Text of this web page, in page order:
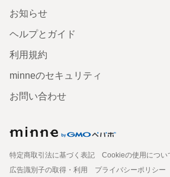
お知らせ
ヘルプとガイド
利用規約
minneのセキュリティ
お問い合わせ
特定商取引法に基づく表記
Cookieの使用につい
広告識別子の取得・利用
プライバシーポリシー